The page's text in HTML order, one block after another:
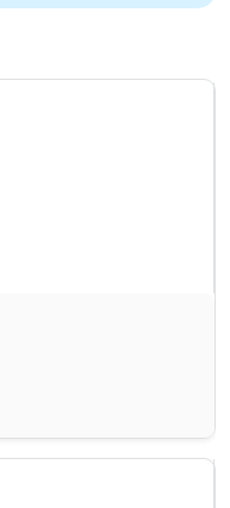
Törölközők